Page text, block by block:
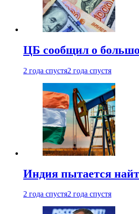
ЦБ сообщил о
2 года спустя2 года спустя
Индия пытается
2 года спустя2 года спустя